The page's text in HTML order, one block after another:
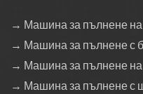
→ Машина за пълнене на
→ Машина за пълнене с
→ Машина за пълнене на
→ Машина за пълнене с